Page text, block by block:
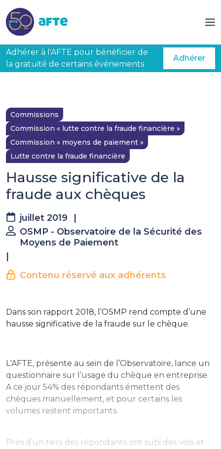
Adhérer à l'AFTE pour bénéficier de
la gratuité de certains événements
Adhérer
Commissions
Commission « lutte contre la fraude financière »
Commission « moyens de paiement »
Lutte contre la fraude financière
Hausse significative de la
fraude aux chèques
juillet 2019
OSMP - Observatoire de la Sécurité des
Moyens de Paiement
Contenu réservé aux adhérents
Dans son rapport 2018, l’OSMP rend compte d’une
hausse significative de la fraude sur le chèque.
L'AFTE, présente au sein de l’Observatoire, lance un
questionnaire sur l’usage du chèque en entreprise.
A ce jour 54% des répondants émettent des
chèques manuellement, et pour certains les
volumes restent importants.
Près d’un tiers des répondants ont subi des vols et